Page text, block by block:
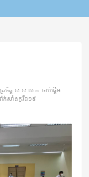
ម័គ្រចិត្ត ស.ស.យ.ក. ចាប់ផ្តើម
វ៉ាក់សាំងកូវីដ១៩